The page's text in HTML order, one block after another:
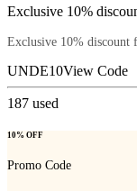
Exclusive 10%
Exclusive 10% discount
UNDE10View Code
187 used
10% OFF
Promo Code